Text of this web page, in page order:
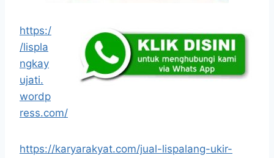
https:/
/lispla
ngkay
ujati.
wordp
ress.com/
https://karyarakyat.com/jual-lispalang-ukir-